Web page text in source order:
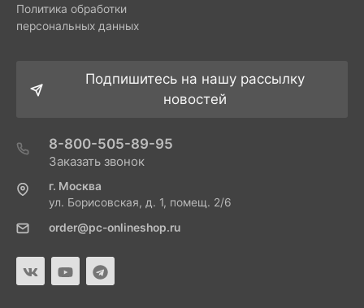
Политика обработки
персональных данных
Подпишитесь на нашу рассылку
новостей
8-800-505-89-95
Заказать звонок
г. Москва
ул. Борисовская, д. 1, помещ. 2/6
order@pc-onlineshop.ru